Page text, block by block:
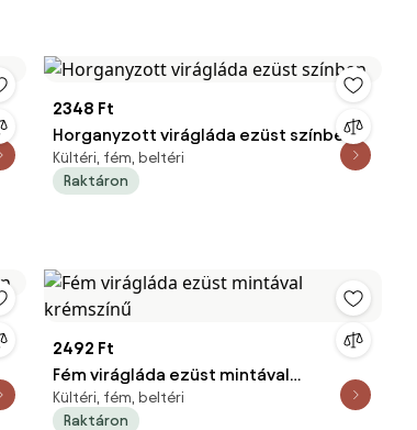
2348 Ft
Horganyzott virágláda ezüst színben
Kültéri, fém, beltéri
Raktáron
2492 Ft
Fém virágláda ezüst mintával
krémszínű
Kültéri, fém, beltéri
Raktáron